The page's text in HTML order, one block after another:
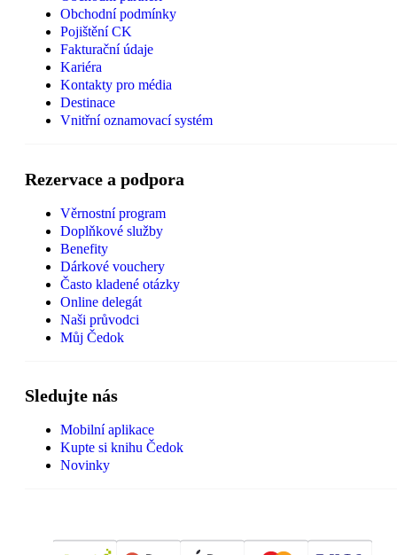
Obchodní podmínky
Pojištění CK
Fakturační údaje
Kariéra
Kontakty pro média
Destinace
Vnitřní oznamovací systém
Rezervace a podpora
Věrnostní program
Doplňkové služby
Benefity
Dárkové vouchery
Často kladené otázky
Online delegát
Naši průvodci
Můj Čedok
Sledujte nás
Mobilní aplikace
Kupte si knihu Čedok
Novinky